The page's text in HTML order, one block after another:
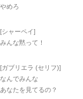
やめろ
[シャーペイ]
みんな黙って！
[ガブリエラ (セリフ)]
なんでみんな
あなたを見てるの？